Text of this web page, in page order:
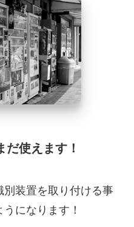
使えます！
装置を取り付ける事
になります！